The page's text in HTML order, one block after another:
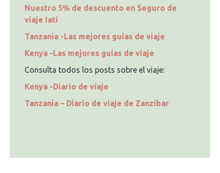
Nuestro 5% de descuento en Seguro de
viaje Iati
Tanzania -Las mejores guías de viaje
Kenya -Las mejores guías de viaje
Consulta todos los posts sobre el viaje:
Kenya -Diario de viaje
Tanzania – Diario de viaje de Zanzibar